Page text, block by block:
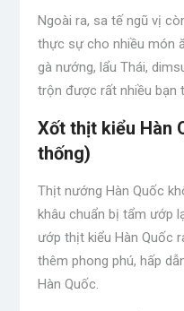
Ngoài ra, sa tế ngũ vị
thực sự cho nhiều món
gà nướng, lẩu Thái,
trộn được rất nhiều bạn
Xốt thịt kiểu Hàn
thống)
Thịt nướng Hàn Quốc
khâu chuẩn bị tẩm ướp
ướp thịt kiểu Hàn Quốc
thêm phong phú, hấp
Hàn Quốc.